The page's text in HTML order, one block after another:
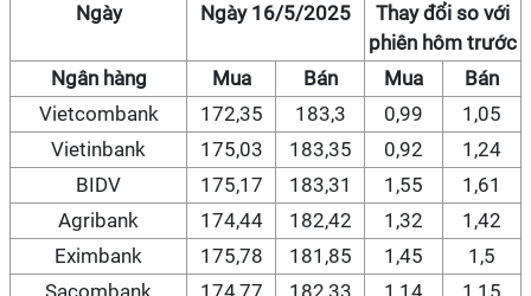
Ngày
Ngày 16/5/2025
Thay đổi so với
phiên hôm trước
Ngân hàng
Mua Bán Mua
Bán
Vietcombank
172,35 183,3 0,99
1,05
Vietinbank
175,03 183,35 0,92
1,24
BIDV
175,17 183,31 1,55
1,61
Agribank
174,44 182,42 1,32
1,42
Eximbank
175,78 181,85 1,45
1,5
Sacombank
174,77 182,33 1,14 1,15